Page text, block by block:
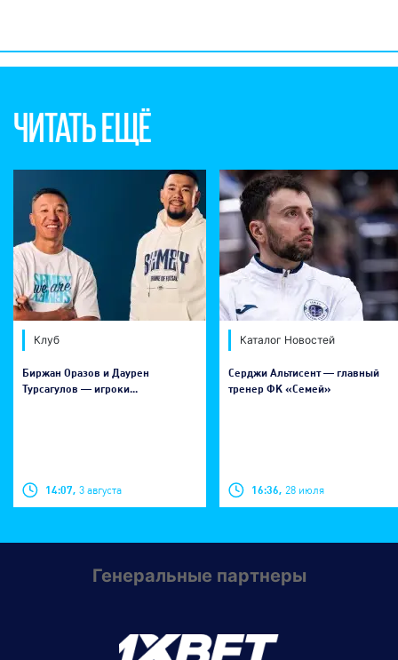
ЧИТАТЬ ЕЩЁ
Клуб
Биржан Оразов и Даурен
Турсагулов — игроки...
14:07, 3 августа
Каталог Новостей
Серджи Альтисент — главный
тренер ФК «Семей»
16:36, 28 июля
Генеральные партнеры